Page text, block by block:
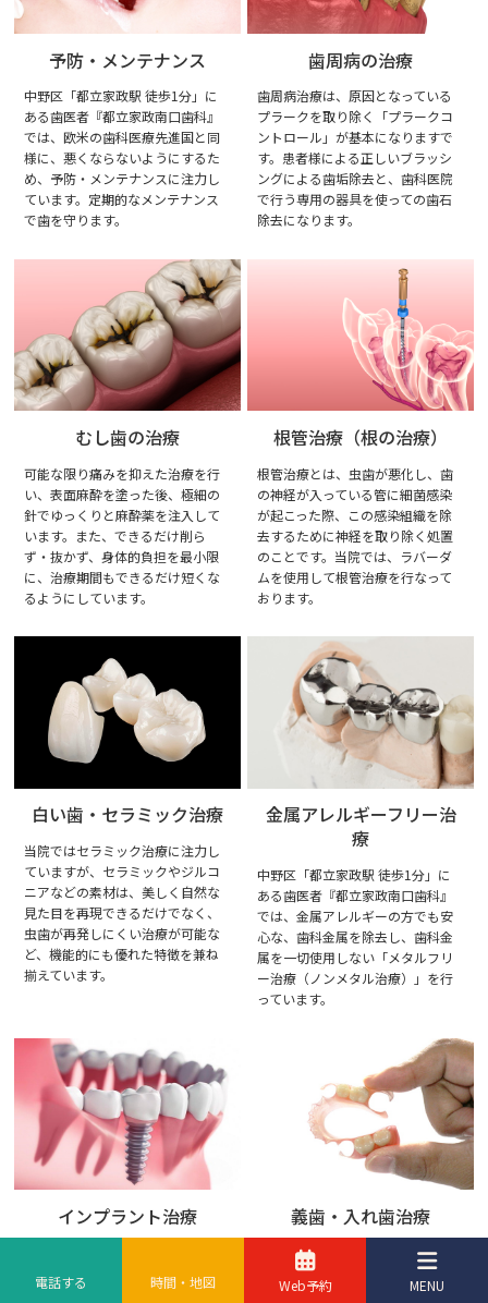
予防・メンテナンス
中野区「都立家政駅 徒歩1分」に
ある歯医者『都立家政南口歯科』
では、欧米の歯科医療先進国と同
様に、悪くならないようにするた
め、予防・メンテナンスに注力し
ています。定期的なメンテナンス
で歯を守ります。
歯周病の治療
歯周病治療は、原因となっている
プラークを取り除く「プラークコ
ントロール」が基本になりますで
す。患者様による正しいブラッシ
ングによる歯垢除去と、歯科医院
で行う専用の器具を使っての歯石
除去になります。
むし歯の治療
可能な限り痛みを抑えた治療を行
い、表面麻酔を塗った後、極細の
針でゆっくりと麻酔薬を注入して
います。また、できるだけ削ら
ず・抜かず、身体的負担を最小限
に、治療期間もできるだけ短くな
るようにしています。
根管治療（根の治療）
根管治療とは、虫歯が悪化し、歯
の神経が入っている管に細菌感染
が起こった際、この感染組織を除
去するために神経を取り除く処置
のことです。当院では、ラバーダ
ムを使用して根管治療を行なって
おります。
白い歯・セラミック治療
当院ではセラミック治療に注力し
ていますが、セラミックやジルコ
ニアなどの素材は、美しく自然な
見た目を再現できるだけでなく、
虫歯が再発しにくい治療が可能な
ど、機能的にも優れた特徴を兼ね
揃えています。
金属アレルギーフリー治
療
中野区「都立家政駅 徒歩1分」に
ある歯医者『都立家政南口歯科』
では、金属アレルギーの方でも安
心な、歯科金属を除去し、歯科金
属を一切使用しない「メタルフリ
ー治療（ノンメタル治療）」を行
っています。
インプラント治療
て、外してのお手入れや、噛む時
の違和感がありません。 チタン製
義歯・入れ歯治療
入れ歯には様々な種類にものがあ
り、保険を適用してつくる入れ歯
の場合には、材料や構造に決まり
MENU
Web予約
時間・地図
電話する